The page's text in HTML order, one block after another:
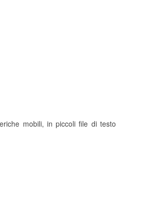
mobili, in piccoli file di testo